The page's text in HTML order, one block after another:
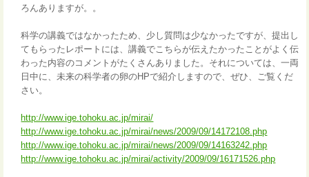
ろんありますが。。
科学の講義ではなかったため、少し質問は少なかったですが、提出し
てもらったレポートには、講義でこちらが伝えたかったことがよく伝
わった内容のコメントがたくさんありました。それについては、一両
日中に、未来の科学者の卵のHPで紹介しますので、ぜひ、ご覧くだ
さい。
http://www.ige.tohoku.ac.jp/mirai/
http://www.ige.tohoku.ac.jp/mirai/news/2009/09/14172108.php
http://www.ige.tohoku.ac.jp/mirai/news/2009/09/14163242.php
http://www.ige.tohoku.ac.jp/mirai/activity/2009/09/16171526.php